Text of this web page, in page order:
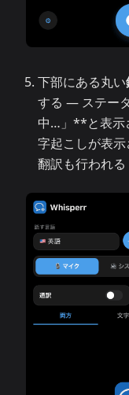
下部にある丸い
する — ステー
中…」**と表示
字起こしが表
翻訳も行われる